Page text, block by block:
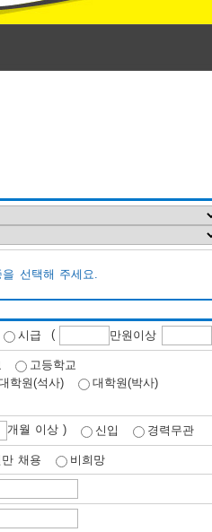
선택해 주세요.
시급 ( 만원이상
고등학교
학원(석사)
대학원(박사)
개월 이상 ) 신입 경력무관
채용 비희망